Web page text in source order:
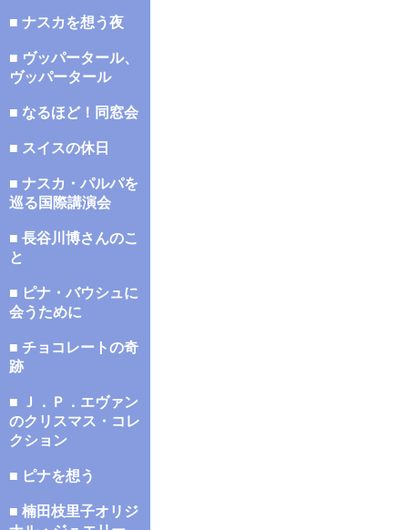
■ ナスカを想う夜
■ ヴッパータール、
ヴッパータール
■ なるほど！同窓会
■ スイスの休日
■ ナスカ・パルパを
巡る国際講演会
■ 長谷川博さんのこ
と
■ ピナ・バウシュに
会うために
■ チョコレートの奇
跡
■ Ｊ．Ｐ．エヴァン
のクリスマス・コレ
クション
■ ピナを想う
■ 楠田枝里子オリジ